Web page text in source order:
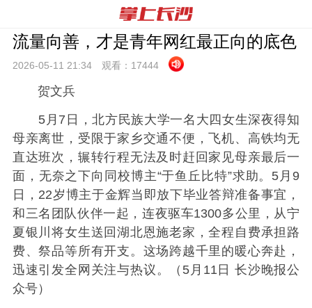
流量向善，才是青年网红最正向的底色
2026-05-11 21:34 观看： 17444
贺文兵
5月7日，北方民族大学一名大四女生深夜得知
母亲离世，受限于家乡交通不便，飞机、高铁均无
直达班次，辗转行程无法及时赶回家见母亲最后一
面，无奈之下向同校博主“于鱼丘比特”求助。5月9
日，22岁博主于金辉当即放下毕业答辩准备事宜，
和三名团队伙伴一起，连夜驱车1300多公里，从宁
夏银川将女生送回湖北恩施老家，全程自费承担路
费、祭品等所有开支。这场跨越千里的暖心奔赴，
迅速引发全网关注与热议。（5月11日 长沙晚报公
众号）